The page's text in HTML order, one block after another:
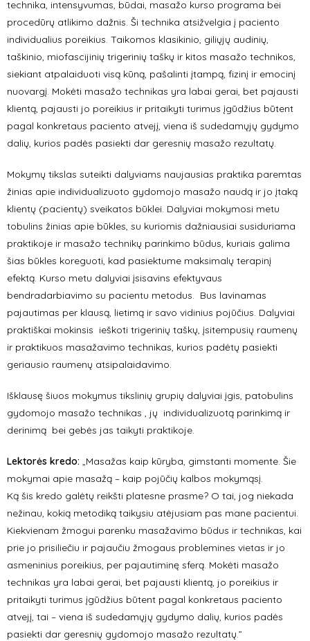
technika, intensyvumas, būdai, masažo kurso programa bei
procedūrų atlikimo dažnis. Ši technika atsižvelgia į paciento
individualius poreikius. Taikomos klasikinio, giliųjų audinių,
taškinio, miofascijinių trigerinių taškų ir kitos masažo technikos,
siekiant atpalaiduoti visą kūną, pašalinti įtampą, fizinį ir emocinį
nuovargį. Mokėti masažo technikas yra labai gerai, bet pajausti
klientą, pajausti jo poreikius ir pritaikyti turimus įgūdžius būtent
pagal konkretaus paciento atvejį, viena iš sudedamųjų gydymo
dalių, kurios padės pasiekti dar geresnių masažo rezultatų.
Mokymų tikslas suteikti dalyviams naujausias praktika paremtas
žinias apie individualizuoto gydomojo masažo naudą ir jo įtaką
klientų (pacientų) sveikatos būklei. Dalyviai mokymosi metu
tobulins žinias apie būkles, su kuriomis dažniausiai susiduriama
praktikoje ir masažo technikų parinkimo būdus, kuriais galima
šias būkles koreguoti, kad pasiektume maksimalų terapinį
efektą. Kurso metu dalyviai įsisavins efektyvaus
bendradarbiavimo su pacientu metodus. Bus lavinamas
pajautimas per klausą, lietimą ir savo vidinius pojūčius. Dalyviai
praktiškai mokinsis ieškoti trigerinių taškų, įsitempusių raumenų
ir praktikuos masažavimo technikas, kurios padėtų pasiekti
geriausio raumenų atsipalaidavimo.
Išklausę šiuos mokymus tikslinių grupių dalyviai įgis, patobulins
gydomojo masažo technikas , jų individualizuotą parinkimą ir
derinimą bei gebės jas taikyti praktikoje.
Lektorės kredo: „Masažas kaip kūryba, gimstanti momente. Šie
mokymai apie masažą – kaip pojūčių kalbos mokymąsį.
Ką šis kredo galėtų reikšti platesne prasme? O tai, jog niekada
nežinau, kokią metodiką taikysiu atėjusiam pas mane pacientui.
Kiekvienam žmogui parenku masažavimo būdus ir technikas, kai
prie jo prisiliečiu ir pajaučiu žmogaus problemines vietas ir jo
asmeninius poreikius, per pajautiminę sferą. Mokėti masažo
technikas yra labai gerai, bet pajausti klientą, jo poreikius ir
pritaikyti turimus įgūdžius būtent pagal konkretaus paciento
atvejį, tai – viena iš sudedamųjų gydymo dalių, kurios padės
pasiekti dar geresnių gydomojo masažo rezultatų.”